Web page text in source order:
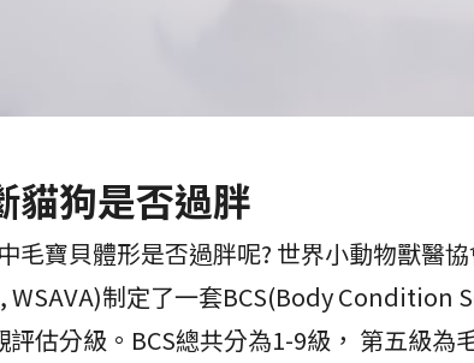
貓狗是否過胖
毛寶貝體形是否過胖呢? 世界小動物獸
制定了一套BCS(Body Condition
評估分級。BCS總共分為1-9級， 第五級